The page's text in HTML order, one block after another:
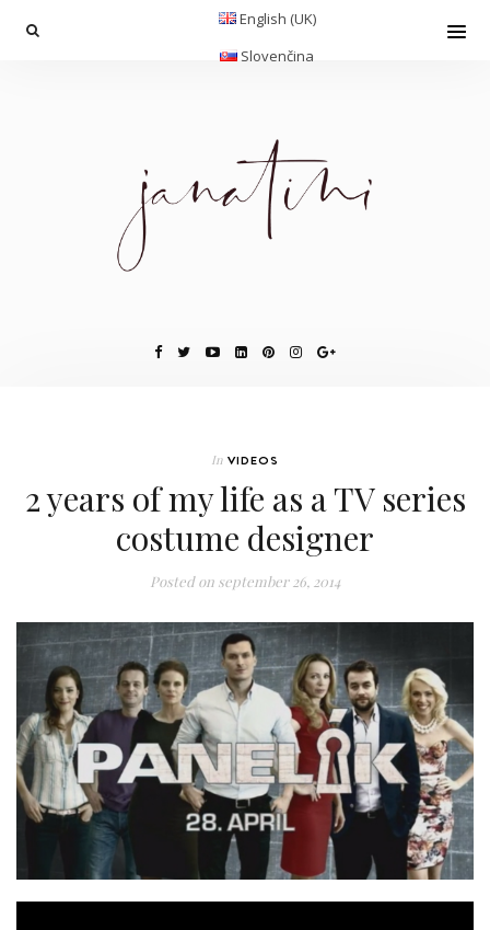
English (UK)
Slovenčina
In VIDEOS
2 years of my life as a TV series
costume designer
Posted on september 26, 2014